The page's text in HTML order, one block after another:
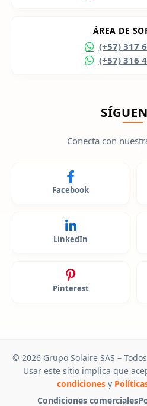
ÁREA DE
(+57) 317
(+57) 316
Conecta con
Facebook
LinkedIn
Pinterest
© 2026 Grupo Solaire SAS –
Usar este sitio implica que
condiciones y
Condiciones comerciales